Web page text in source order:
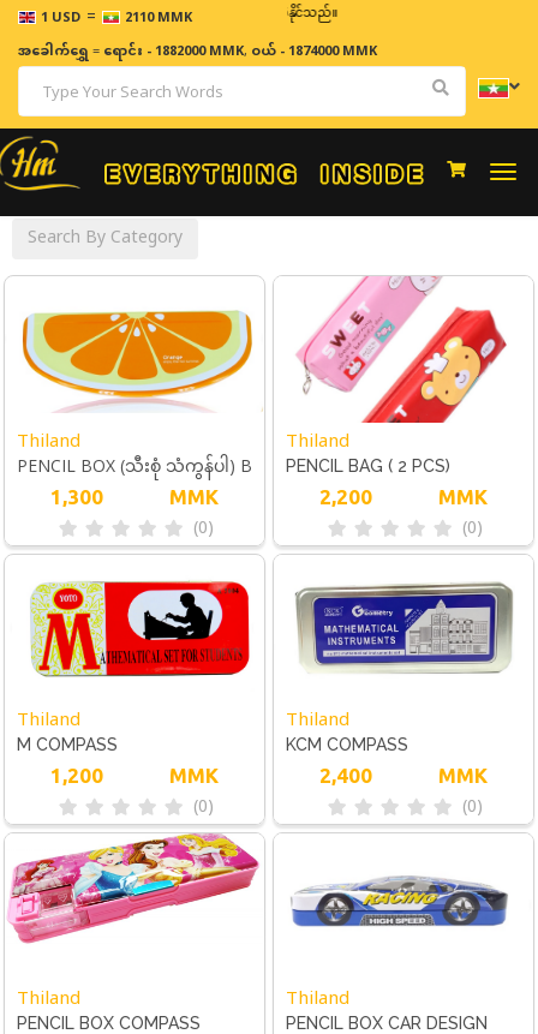
1 USD = 2110 MMK
ဈေးနှုန်းများသည် အချိန်နှင့် အမျှပြောင်းလဲနိုင်သည်။
အခေါက်ရွှေ=ရောင်း - 1882000 MMK, ဝယ် - 1874000 MMK
Search By Category
Thiland
PENCIL BOX (သီးစုံ သံကွန်ပါ) B
1,300 MMK
(0)
Thiland
PENCIL BAG ( 2 PCS)
2,200 MMK
(0)
Thiland
M COMPASS
1,200 MMK
(0)
Thiland
KCM COMPASS
2,400 MMK
(0)
Thiland
PENCIL BOX COMPASS
Thiland
PENCIL BOX CAR DESIGN